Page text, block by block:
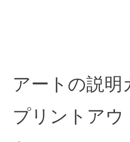
アートの説明
プリントアウ